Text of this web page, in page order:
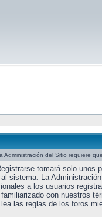
Administración del Sitio requiere
tomará solo unos
sistema. La
a los usuarios
con nuestros
las reglas de los foros